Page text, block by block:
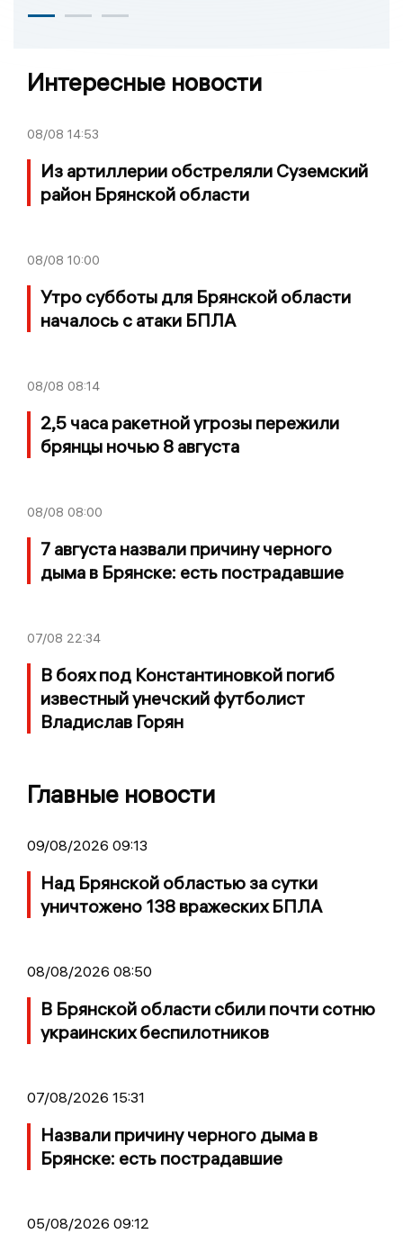
Интересные новости
08/08 14:53
Из артиллерии обстреляли Суземский
район Брянской области
08/08 10:00
Утро субботы для Брянской области
началось с атаки БПЛА
08/08 08:14
2,5 часа ракетной угрозы пережили
брянцы ночью 8 августа
08/08 08:00
7 августа назвали причину черного
дыма в Брянске: есть пострадавшие
07/08 22:34
В боях под Константиновкой погиб
известный унечский футболист
Владислав Горян
Главные новости
09/08/2026 09:13
Над Брянской областью за сутки
уничтожено 138 вражеских БПЛА
08/08/2026 08:50
В Брянской области сбили почти сотню
украинских беспилотников
07/08/2026 15:31
Назвали причину черного дыма в
Брянске: есть пострадавшие
05/08/2026 09:12